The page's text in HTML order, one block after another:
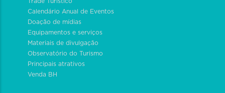
Calendário Anual de Eventos
Doação de mídias
Equipamentos e serviços
Materiais de divulgação
Observatório do Turismo
Principais atrativos
Venda BH